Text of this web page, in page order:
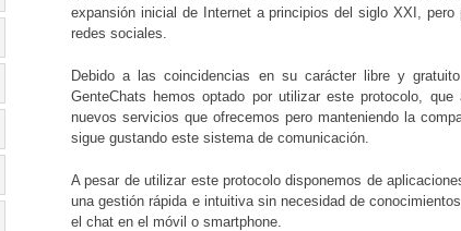
expansión inicial de Internet a principios del siglo XXI,
redes sociales.
Debido a las coincidencias en su carácter libre y
GenteChats hemos optado por utilizar este protocolo,
nuevos servicios que ofrecemos pero manteniendo la
sigue gustando este sistema de comunicación.
A pesar de utilizar este protocolo disponemos de
una gestión rápida e intuitiva sin necesidad de
el chat en el móvil o smartphone.